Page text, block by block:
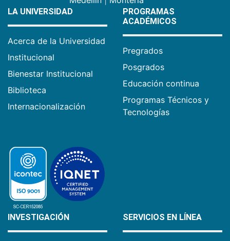
LA UNIVERSIDAD
Acerca de la Universidad
Institucional
Bienestar Institucional
Biblioteca
Internacionalización
PROGRAMAS
ACADÉMICOS
Pregrados
Posgrados
Educación continua
Programas Técnicos y
Tecnologías
INVESTIGACIÓN SERVICIOS EN LÍNEA